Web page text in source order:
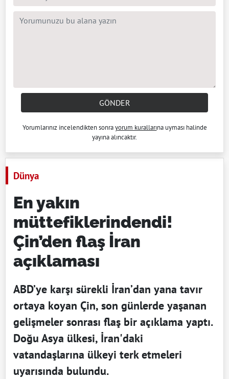
GÖNDER
Yorumlarınız incelendikten sonrayorum kurallarına uyması halinde
yayına alıncaktır.
Dünya
En yakın
müttefiklerindendi!
Çin’den flaş İran
açıklaması
ABD’ye karşı sürekli İran’dan yana tavır
ortaya koyan Çin, son günlerde yaşanan
gelişmeler sonrası flaş bir açıklama yaptı.
Doğu Asya ülkesi, İran'daki
vatandaşlarına ülkeyi terk etmeleri
uyarısında bulundu.